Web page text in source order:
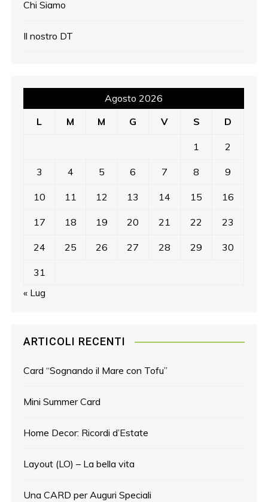
Chi Siamo
Il nostro DT
Agosto 2026
L
M M G V S D
1 2
3 4 5 6 7 8 9
10 11 12 13 14 15 16
17 18 19 20 21 22 23
24 25 26 27 28 29 30
31
« Lug
ARTICOLI RECENTI
Card “Sognando il Mare con Tofu”
Mini Summer Card
Home Decor: Ricordi d’Estate
Layout (LO) – La bella vita
Una CARD per Auguri Speciali